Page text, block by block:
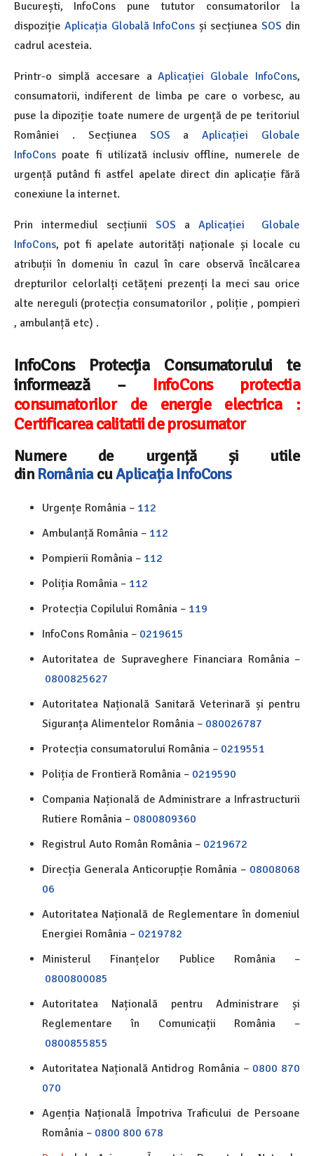
București, InfoCons pune tututor consumatorilor la
dispozițieAplicația Globală InfoCons și secțiunea SOS din
cadrul acesteia.
Printr-o simplă accesare aAplicației Globale InfoCons,
consumatorii, indiferent de limba pe care o vorbesc, au
puse la dipoziție toate numere de urgență de pe teritoriul
României . Secțiunea SOS aAplicației Globale
InfoCons poate fi utilizată inclusiv offline, numerele de
urgență putând fi astfel apelate direct din aplicație fără
conexiune la internet.
Prin intermediul secțiunii SOS a Aplicației Globale
InfoCons, pot fi apelate autorități naționale și locale cu
atribuții în domeniu în cazul în care observă încălcarea
drepturilor celorlalți cetățeni prezenți la meci sau orice
alte nereguli (protecția consumatorilor , poliție , pompieri
, ambulanță etc) .
InfoCons Protecția Consumatorului te
informează –
InfoCons protectia
consumatorilor de energie electrica :
Certificarea calitatii de prosumator
Numere de urgență și utile
dinRomâniacuAplicația InfoCons
Urgențe România – 112
Ambulanță România – 112
Pompierii România – 112
Poliția România – 112
Protecția Copilului România – 119
InfoCons România – 0219615
Autoritatea de Supraveghere Financiara România –
0800825627
Autoritatea Națională Sanitară Veterinară și pentru
Siguranța Alimentelor România – 080026787
Protecția consumatorului România – 0219551
Poliția de Frontieră România – 0219590
Compania Națională de Administrare a Infrastructurii
Rutiere România – 0800809360
Registrul Auto Român România – 0219672
Direcția Generala Anticorupție România – 08008068
06
Autoritatea Națională de Reglementare în domeniul
Energiei România – 0219782
Ministerul Finanțelor Publice România –
0800800085
Autoritatea Națională pentru Administrare și
Reglementare în Comunicații România –
0800855855
Autoritatea Națională Antidrog România – 0800 870
070
Agenția Națională Împotriva Traficului de Persoane
România – 0800 800 678